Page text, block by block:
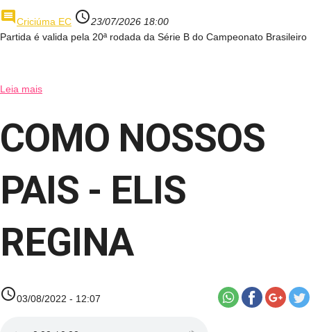
commentCriciúma EC access_time23/07/2026 18:00
Partida é valida pela 20ª rodada da Série B do Campeonato Brasileiro
Leia mais
COMO NOSSOS
PAIS - ELIS
REGINA
access_time03/08/2022 - 12:07